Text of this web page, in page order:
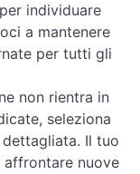
individuare
a mantenere
per tutti gli
non rientra in
seleziona
Il tuo
nuove